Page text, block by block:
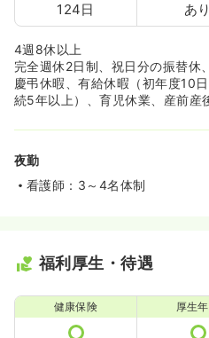
124日 あり
4週8休以上
完全週休2日制、祝日分の振替休
慶弔休暇、有給休暇（初年度10
続5年以上）、育児休業、産前産
夜勤
看護師：3～4名体制
福利厚生・待遇
健康保険 厚生